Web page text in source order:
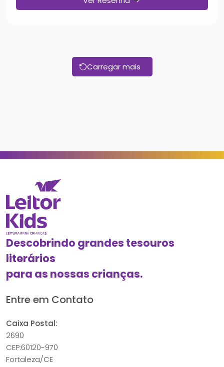
Carregar mais
Descobrindo grandes tesouros
literários
para as nossas crianças.
Entre em Contato
Caixa Postal:
2690
CEP:60120-970
Fortaleza/CE